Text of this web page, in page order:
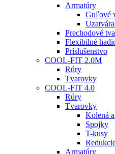
Armatúry
Guľové
Prechodové
Flexibilné
Príslušenstvo
COOL-FIT 2.0M
Rúry
Tvarovky
COOL-FIT 4.0
Rúry
Tvarovky
Kolená
Spojky
T-kusy
Armatúry